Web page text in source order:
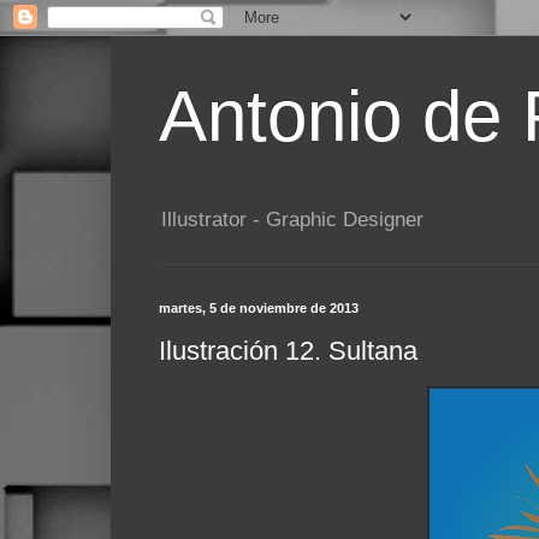
Antonio de
Illustrator - Graphic Designer
martes, 5 de noviembre de 2013
Ilustración 12. Sultana